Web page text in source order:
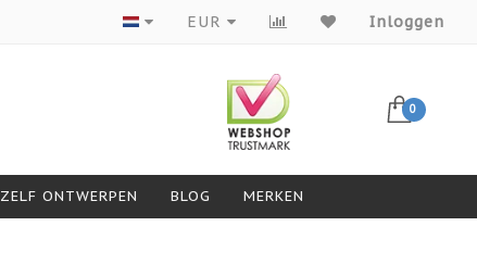
Producten van topmerken
EUR Inloggen
0
ZELF ONTWERPEN BLOG MERKEN